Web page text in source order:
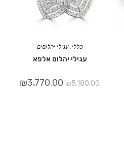
כללי,עגילי יהלומים
עגילי יהלום אלפא
₪5,180.00
₪3,770.00